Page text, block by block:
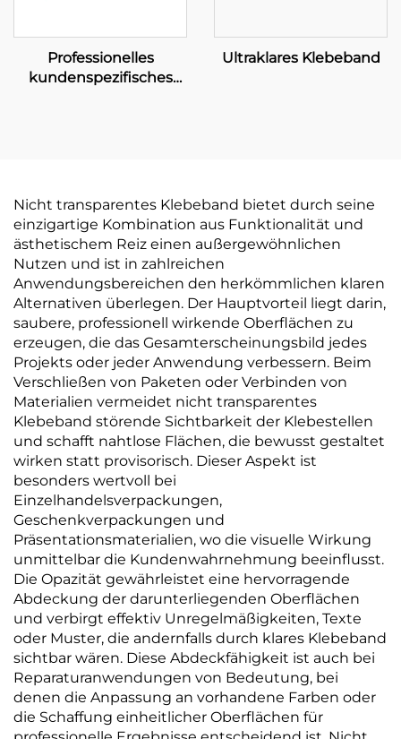
Professionelles
kundenspezifisches
Ultraklares Klebeband
Nicht transparentes Klebeband bietet durch seine
einzigartige Kombination aus Funktionalität und
ästhetischem Reiz einen außergewöhnlichen
Nutzen und ist in zahlreichen
Anwendungsbereichen den herkömmlichen klaren
Alternativen überlegen. Der Hauptvorteil liegt darin,
saubere, professionell wirkende Oberflächen zu
erzeugen, die das Gesamterscheinungsbild jedes
Projekts oder jeder Anwendung verbessern. Beim
Verschließen von Paketen oder Verbinden von
Materialien vermeidet nicht transparentes
Klebeband störende Sichtbarkeit der Klebestellen
und schafft nahtlose Flächen, die bewusst gestaltet
wirken statt provisorisch. Dieser Aspekt ist
besonders wertvoll bei
Einzelhandelsverpackungen,
Geschenkverpackungen und
Präsentationsmaterialien, wo die visuelle Wirkung
unmittelbar die Kundenwahrnehmung beeinflusst.
Die Opazität gewährleistet eine hervorragende
Abdeckung der darunterliegenden Oberflächen
und verbirgt effektiv Unregelmäßigkeiten, Texte
oder Muster, die andernfalls durch klares Klebeband
sichtbar wären. Diese Abdeckfähigkeit ist auch bei
Reparaturanwendungen von Bedeutung, bei
denen die Anpassung an vorhandene Farben oder
die Schaffung einheitlicher Oberflächen für